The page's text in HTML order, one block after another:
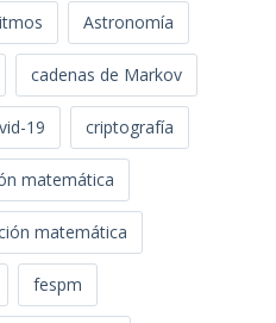
Astronomía
cadenas de Markov
19 criptografía
matemática
matemática
fespm